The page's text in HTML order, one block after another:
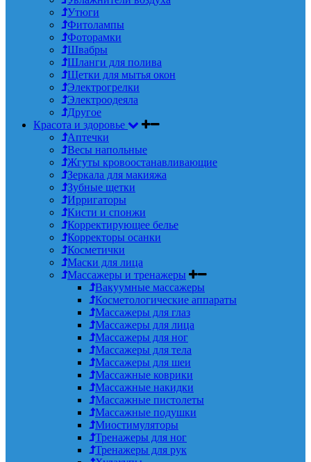
Утюги
Фитолампы
Фоторамки
Швабры
Шланги для полива
Щетки для мытья окон
Электрогрелки
Электроодеяла
Другое
Красота и здоровье
Аптечки
Весы напольные
Жгуты кровоостанавливающие
Зеркала для макияжа
Зубные щетки
Ирригаторы
Кисти и спонжи
Корректирующее белье
Корректоры осанки
Косметички
Маски для лица
Массажеры и тренажеры
Вакуумные массажеры
Косметологические аппараты
Массажеры для глаз
Массажеры для лица
Массажеры для ног
Массажеры для тела
Массажеры для шеи
Массажные коврики
Массажные накидки
Массажные пистолеты
Массажные подушки
Миостимуляторы
Тренажеры для ног
Тренажеры для рук